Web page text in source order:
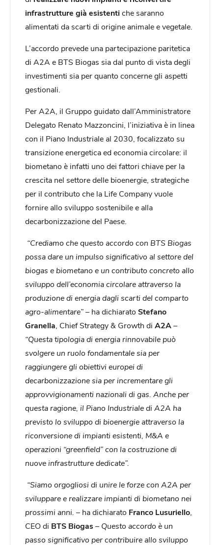
infrastrutture già esistentiche saranno
alimentati da scarti di origine animale e vegetale.
L’accordo prevede una partecipazione paritetica
di A2A e BTS Biogas sia dal punto di vista degli
investimenti sia per quanto concerne gli aspetti
gestionali.
Per A2A, il Gruppo guidato dall’Amministratore
Delegato Renato Mazzoncini, l’iniziativa è in linea
con il Piano Industriale al 2030, focalizzato su
transizione energetica ed economia circolare: il
biometano è infatti uno dei fattori chiave per la
crescita nel settore delle bioenergie, strategiche
per il contributo che la Life Company vuole
fornire allo sviluppo sostenibile e alla
decarbonizzazione del Paese.
“Crediamo che questo accordo con BTS Biogas
possa dare un impulso significativo al settore del
biogas e biometano e un contributo concreto allo
sviluppo dell’economia circolare attraverso la
produzione di energia dagli scarti del comparto
agro-alimentare” – ha dichiarato Stefano
Granella , Chief Strategy & Growth di A2A–
“Questa tipologia di energia rinnovabile può
svolgere un ruolo fondamentale sia per
raggiungere gli obiettivi europei di
decarbonizzazione sia per incrementare gli
approvvigionamenti nazionali di gas. Anche per
questa ragione, il Piano Industriale di A2A ha
previsto lo sviluppo di bioenergie attraverso la
riconversione di impianti esistenti, M&A e
operazioni “greenfield” con la costruzione di
nuove infrastrutture dedicate”.
“Siamo orgogliosi di unire le forze con A2A per
sviluppare e realizzare impianti di biometano nei
prossimi anni. – ha dichiarato Franco Lusuriello
CEO di BTS Biogas– Questo accordo è un
passo significativo per contribuire allo sviluppo